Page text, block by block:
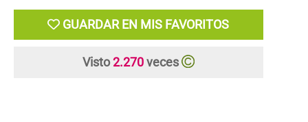
GUARDAR EN MIS FAVORITOS
Visto2.270veces